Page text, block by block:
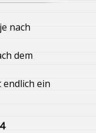
nach
dem
ein